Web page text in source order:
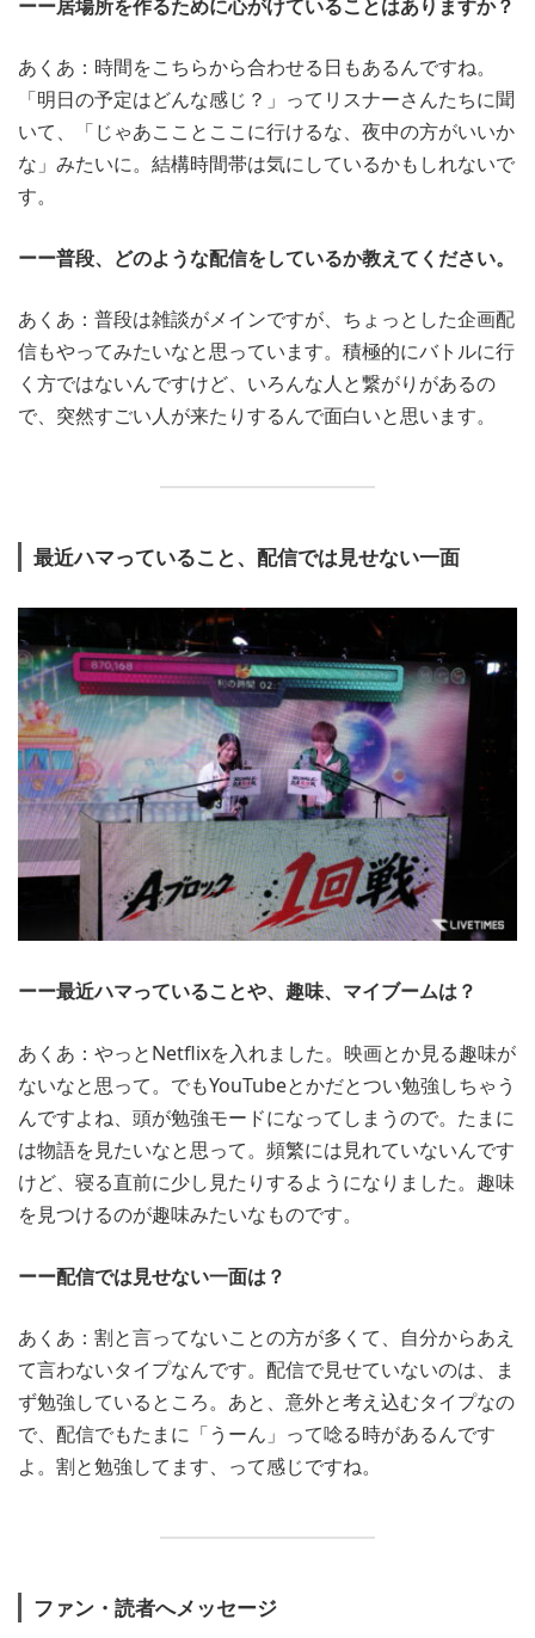
ーー居場所を作るために心がけていることはありますか？
あくあ：時間をこちらから合わせる日もあるんですね。
「明日の予定はどんな感じ？」ってリスナーさんたちに聞
いて、「じゃあこことここに行けるな、夜中の方がいいか
な」みたいに。結構時間帯は気にしているかもしれないで
す。
ーー普段、どのような配信をしているか教えてください。
あくあ：普段は雑談がメインですが、ちょっとした企画配
信もやってみたいなと思っています。積極的にバトルに行
く方ではないんですけど、いろんな人と繋がりがあるの
で、突然すごい人が来たりするんで面白いと思います。
最近ハマっていること、配信では見せない一面
ーー最近ハマっていることや、趣味、マイブームは？
あくあ：やっとNetflixを入れました。映画とか見る趣味が
ないなと思って。でもYouTubeとかだとつい勉強しちゃう
んですよね、頭が勉強モードになってしまうので。たまに
は物語を見たいなと思って。頻繁には見れていないんです
けど、寝る直前に少し見たりするようになりました。趣味
を見つけるのが趣味みたいなものです。
ーー配信では見せない一面は？
あくあ：割と言ってないことの方が多くて、自分からあえ
て言わないタイプなんです。配信で見せていないのは、ま
ず勉強しているところ。あと、意外と考え込むタイプなの
で、配信でもたまに「うーん」って唸る時があるんです
よ。割と勉強してます、って感じですね。
ファン・読者へメッセージ